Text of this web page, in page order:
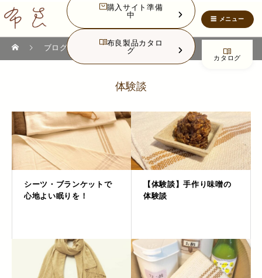
カタログ
購入サイト準備
中
布良製品カタロ
グ
ブログ
ブログ 体験談
体験談
シーツ・ブランケットで
心地よい眠りを！
【体験談】手作り味噌の
体験談